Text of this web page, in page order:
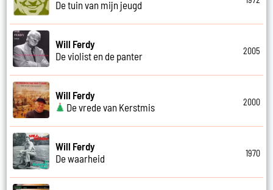
De tuin van mijn jeugd
Will Ferdy
De violist en de panter
2005
Will Ferdy
De vrede van Kerstmis
2000
Will Ferdy
De waarheid
1970